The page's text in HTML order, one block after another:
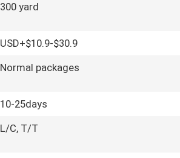
300 yard
USD+$10.9-$30.9
Normal packages
10-25days
L/C, T/T